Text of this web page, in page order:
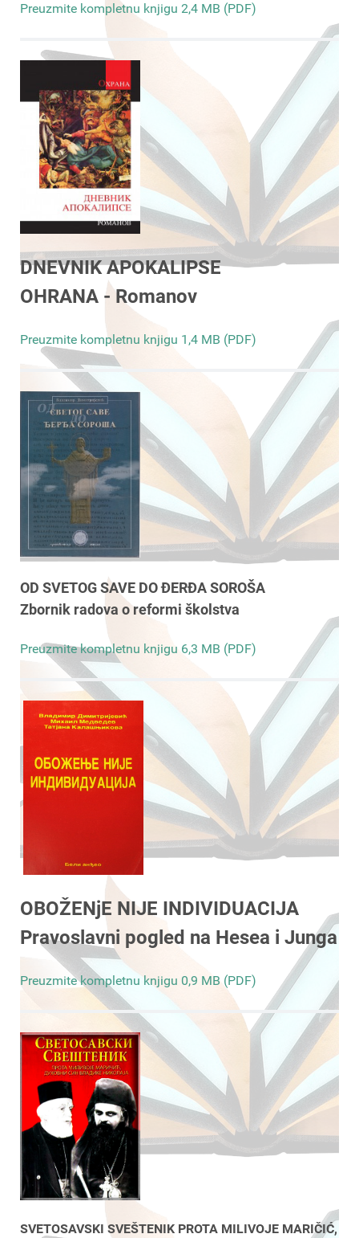
Preuzmite kompletnu knjigu 2,4 MB (PDF)
DNEVNIK APOKALIPSE
OHRANA - Romanov
Preuzmite kompletnu knjigu 1,4 MB (PDF)
OD SVETOG SAVE DO ĐERĐA SOROŠA
Zbornik radova o reformi školstva
Preuzmite kompletnu knjigu 6,3 MB (PDF)
OBOŽENjE NIJE INDIVIDUACIJA
Pravoslavni pogled na Hesea i Junga
Preuzmite kompletnu knjigu 0,9 MB (PDF)
SVETOSAVSKI SVEŠTENIK PROTA MILIVOJE MARIČIĆ,